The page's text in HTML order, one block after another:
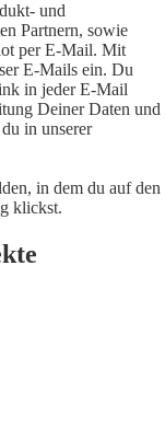
und
Partnern, sowie
per E-Mail. Mit
E-Mails ein. Du
in jeder E-Mail
Deiner Daten und
in unserer
in dem du auf den
klickst.